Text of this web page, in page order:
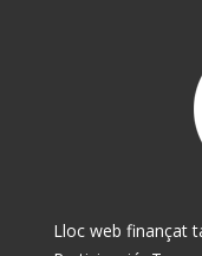
Lloc web finançat